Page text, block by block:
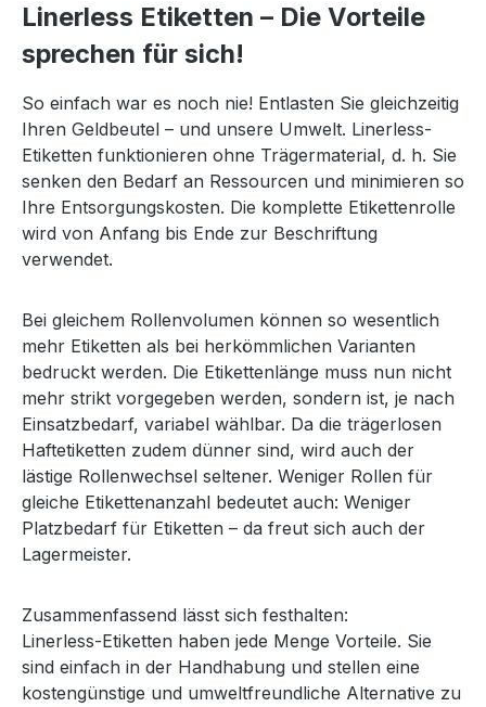
Linerless Etiketten – Die Vorteile
sprechen für sich!
So einfach war es noch nie! Entlasten Sie gleichzeitig
Ihren Geldbeutel – und unsere Umwelt. Linerless-
Etiketten funktionieren ohne Trägermaterial, d. h. Sie
senken den Bedarf an Ressourcen und minimieren so
Ihre Entsorgungskosten. Die komplette Etikettenrolle
wird von Anfang bis Ende zur Beschriftung
verwendet.
Bei gleichem Rollenvolumen können so wesentlich
mehr Etiketten als bei herkömmlichen Varianten
bedruckt werden. Die Etikettenlänge muss nun nicht
mehr strikt vorgegeben werden, sondern ist, je nach
Einsatzbedarf, variabel wählbar. Da die trägerlosen
Haftetiketten zudem dünner sind, wird auch der
lästige Rollenwechsel seltener. Weniger Rollen für
gleiche Etikettenanzahl bedeutet auch: Weniger
Platzbedarf für Etiketten – da freut sich auch der
Lagermeister.
Zusammenfassend lässt sich festhalten:
Linerless-Etiketten haben jede Menge Vorteile. Sie
sind einfach in der Handhabung und stellen eine
kostengünstige und umweltfreundliche Alternative zu